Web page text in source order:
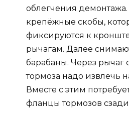
облегчения демонтажа.
крепёжные скобы,
фиксируются к
рычагам. Далее
барабаны. Через рычаг
тормоза надо извлечь
Вместе с этим
фланцы тормозов